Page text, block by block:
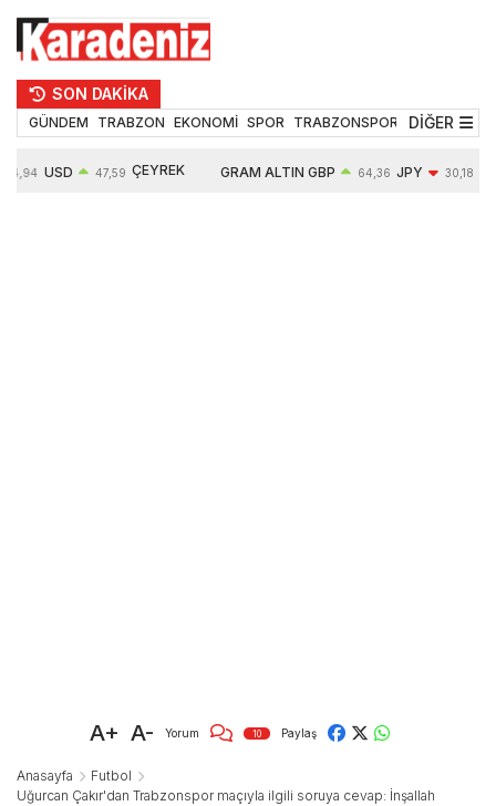
SON DAKİKA
GÜNDEM TRABZON EKONOMİ SPOR TRABZONSPOR TEKNOLOJİ
DİĞER
54,94 USD 47,59 ÇEYREK GRAM ALTIN GBP 64,36 JPY 30,18
A+ A- Yorum 10 Paylaş
Anasayfa
Futbol
Uğurcan Çakır'dan Trabzonspor maçıyla ilgili soruya cevap: İnşallah